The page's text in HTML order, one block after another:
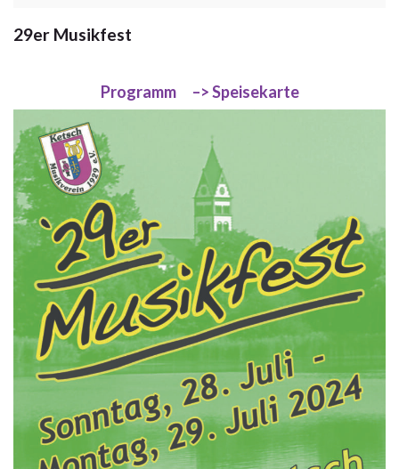
29er Musikfest
Programm –> Speisekarte